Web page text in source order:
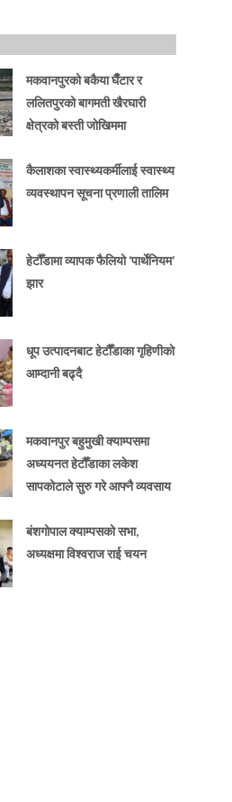
मकवानपुरको बकैया घैँटार र
ललितपुरको बागमती खैरघारी
क्षेत्रको बस्ती जोखिममा
कैलाशका स्वास्थ्यकर्मीलाई स्वास्थ्य
व्यवस्थापन सूचना प्रणाली तालिम
हेटौँडामा व्यापक फैलियो ‘पार्थेनियम’
झार
धूप उत्पादनबाट हेटौँडाका गृहिणीको
आम्दानी बढ्दै
मकवानपुर बहुमुखी क्याम्पसमा
अध्ययनत हेटौँडाका लकेश
सापकोटाले सुरु गरे आफ्नै व्यवसाय
बंशगोपाल क्याम्पसको सभा,
अध्यक्षमा विश्वराज राई चयन